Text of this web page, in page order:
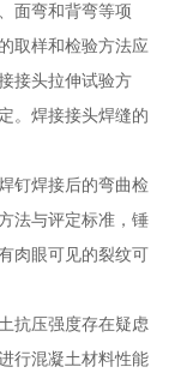
面弯和背弯等项
取样和检验方法应
接头拉伸试验方
。焊接接头焊缝的
钉焊接后的弯曲检
法与评定标准，锤
肉眼可见的裂纹可
抗压强度存在疑虑
行混凝土材料性能